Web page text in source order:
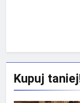
Kupuj